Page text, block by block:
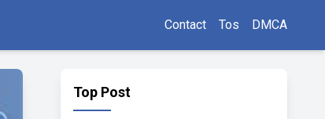
Contact Tos DMCA
Top Post